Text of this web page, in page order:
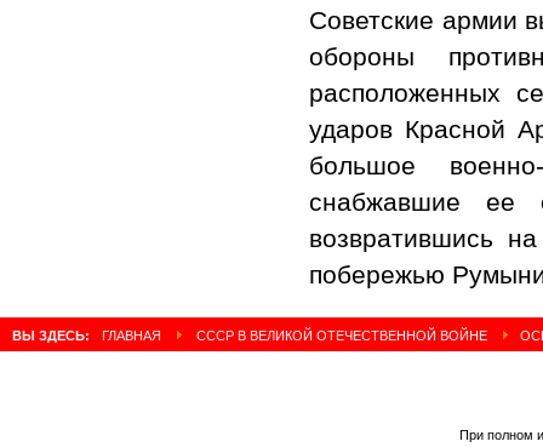
Советские армии
обороны
расположенных
ударов Красной
большое
снабжавшие ее
возвратившись
побережью
ВЫ ЗДЕСЬ: ГЛАВНАЯ СССР В ВЕЛИКОЙ ОТЕЧЕСТВЕННОЙ ВОЙНЕ
При полном